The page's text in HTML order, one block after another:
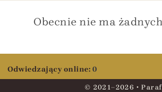
Obecnie nie ma
Odwiedzający online: 0
© 2021–2026 •